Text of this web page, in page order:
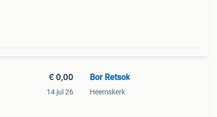
€ 0,00
14 jul 26
Bor Retsok
Heemskerk